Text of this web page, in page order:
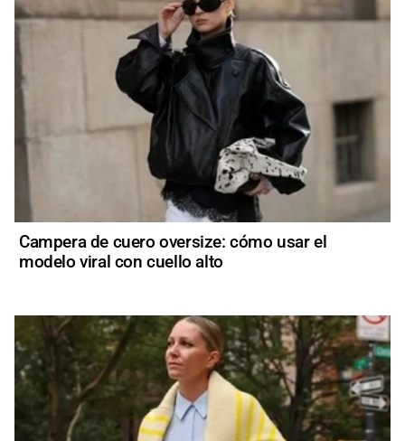
Campera de cuero oversize: cómo usar el
modelo viral con cuello alto